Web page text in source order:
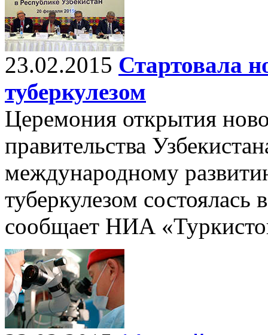
23.02.2015 Стартовала
туберкулезом
Церемония открытия
правительства
международному
туберкулезом
сообщает НИА